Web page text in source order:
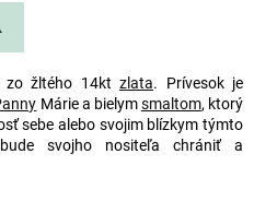
zo žltého 14kt zlata. Prívesok je
Márie a bielymsmaltom, ktorý
sebe alebo svojim blízkym týmto
svojho nositeľa chrániť a